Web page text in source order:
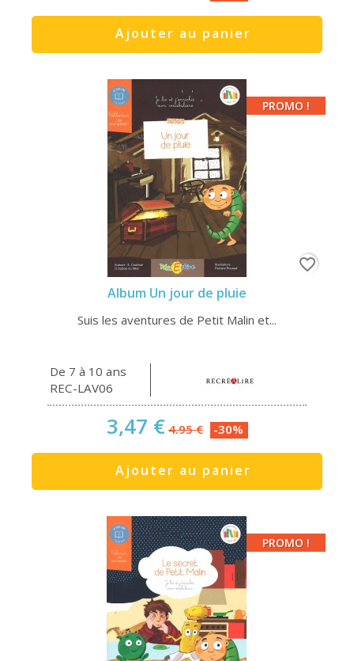
Ajouter au panier
Album Un jour de pluie
Suis les aventures de Petit Malin et...
De 7 à 10 ans
REC-LAV06
3,47 € 4.95 € -30%
Ajouter au panier
PROMO !
favorite_border
PROMO !